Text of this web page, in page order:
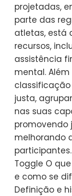
projetadas,
parte das
atletas, está
recursos,
assistência
mental.
justa,
nas suas
promovendo
melhorando
Toggle O
e como se
Definição e